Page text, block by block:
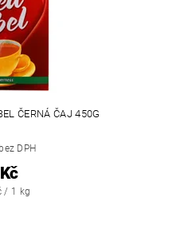
ČERNÁ ČAJ 450G
DPH
/ 1 kg